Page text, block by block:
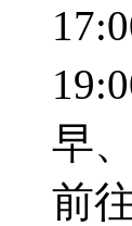
早
前